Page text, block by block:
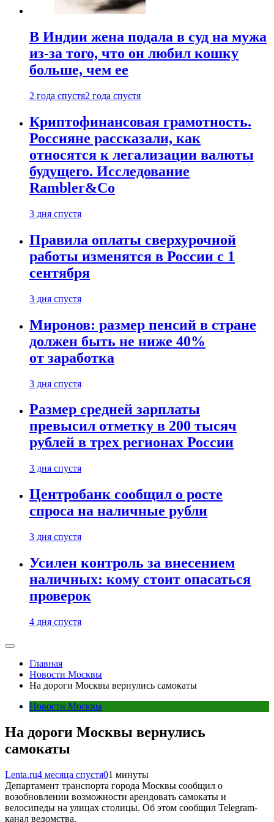
В Индии жена подала в суд на мужа
из-за того, что он любил кошку
больше, чем ее
2 года спустя2 года спустя
Криптофинансовая грамотность.
Россияне рассказали, как
относятся к легализации валюты
будущего. Исследование
Rambler&Co
3 дня спустя
Правила оплаты сверхурочной
работы изменятся в России с 1
сентября
3 дня спустя
Миронов: размер пенсий в стране
должен быть не ниже 40%
от заработка
3 дня спустя
Размер средней зарплаты
превысил отметку в 200 тысяч
рублей в трех регионах России
3 дня спустя
Центробанк сообщил о росте
спроса на наличные рубли
3 дня спустя
Усилен контроль за внесением
наличных: кому стоит опасаться
проверок
4 дня спустя
Главная
Новости Москвы
На дороги Москвы вернулись самокаты
Новости Москвы
На дороги Москвы вернулись
самокаты
Lenta.ru4 месяца спустя01 минуты
Департамент транспорта города Москвы сообщил о
возобновлении возможности арендовать самокаты и
велосипеды на улицах столицы. Об этом сообщил Telegram-
канал ведомства.